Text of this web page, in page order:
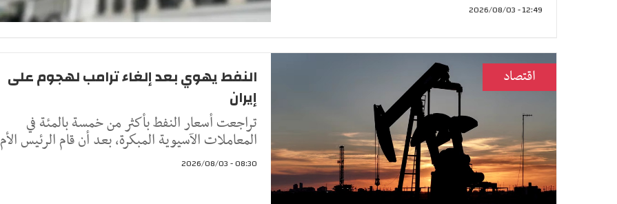
12:49 - 2026/08/03
اقتصاد
النفط يهوي بعد إلغاء ترامب لهجوم على
إيران
تراجعت أسعار النفط ​بأكثر من خمسة ‌بالمئة في
المعاملات الآسيوية المبكرة، بعد أن ​قام الرئيس ​الأم
08:30 - 2026/08/03